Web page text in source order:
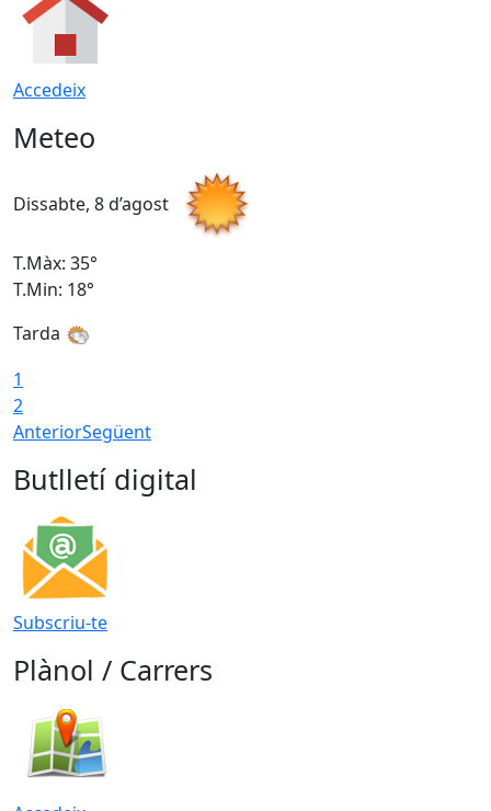
Accedeix
Meteo
Dissabte, 8 d’agost
T.Màx: 35°
T.Min: 18°
Tarda
1
2
AnteriorSegüent
Butlletí digital
Subscriu-te
Plànol / Carrers